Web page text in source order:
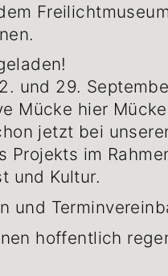
und 29.
Mücke hier
jetzt bei
Projekts im
und Kultur.
und
hoffentlich